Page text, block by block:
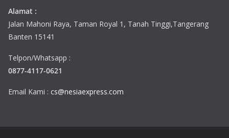
Alamat :
Jalan Mahoni Raya, Taman Royal 1, Tanah Tinggi,Tangerang
Banten 15141
Telpon/Whatsapp :
0877-4117-0621
Email Kami : cs@nesiaexpress.com